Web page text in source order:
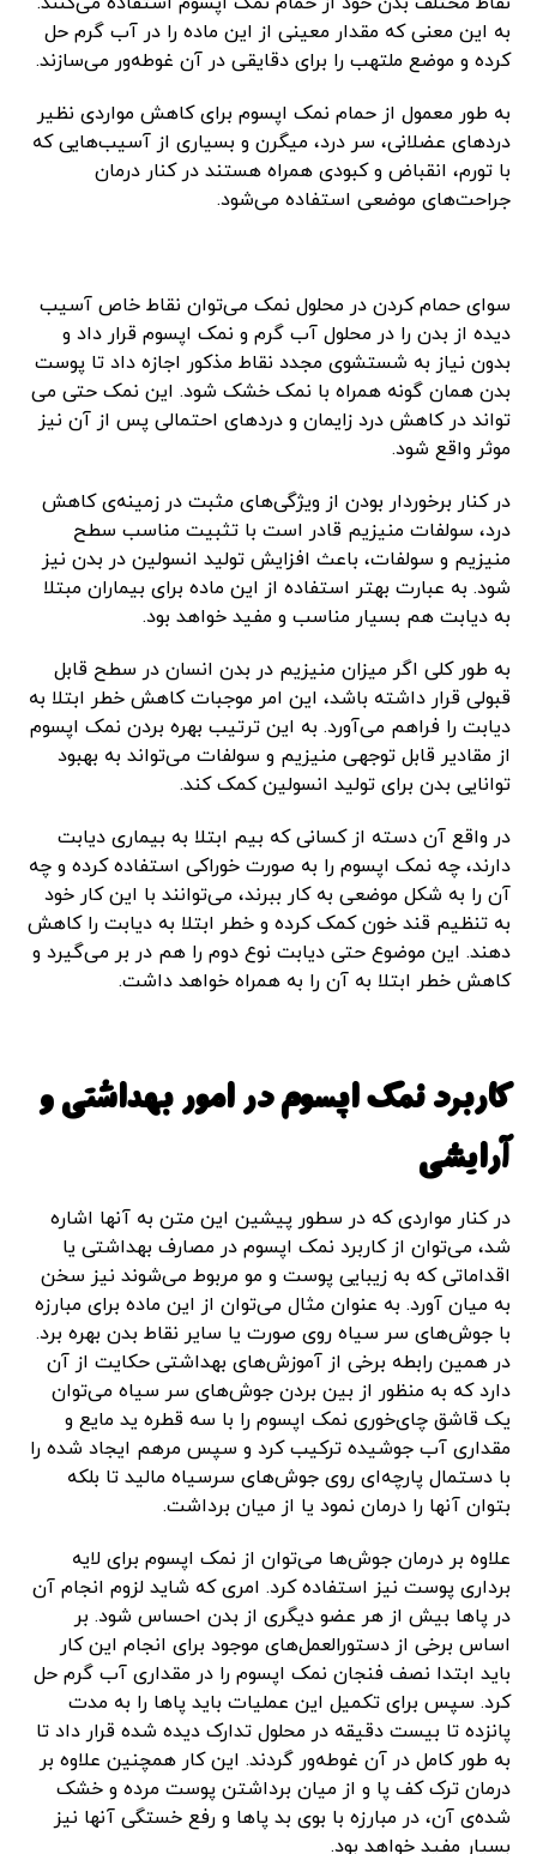
به این معنی که مقدار معینی از این ماده را در آب گرم حل
کرده و موضع ملتهب را برای دقایقی در آن غوطه‌ور می‌سازند.
به طور معمول از حمام نمک اپسوم برای کاهش مواردی نظیر
درد‌های عضلانی، سر درد، میگرن و بسیاری از آسیب‌هایی که
با تورم، انقباض و کبودی همراه هستند در کنار درمان
جراحت‌های موضعی استفاده می‌شود.
سوای حمام کردن در محلول نمک می‌توان نقاط خاص آسیب
دیده از بدن را در محلول آب گرم و نمک اپسوم قرار داد و
بدون نیاز به شستشوی مجدد نقاط مذکور اجازه داد تا پوست
بدن همان گونه همراه با نمک خشک شود. این نمک حتی می
تواند در کاهش درد زایمان و دردهای احتمالی پس از آن نیز
موثر واقع شود.
در کنار برخوردار بودن از ویژگی‌های مثبت در زمینه‌ی کاهش
درد، سولفات منیزیم قادر است با تثبیت مناسب سطح
منیزیم و سولفات، باعث افزایش تولید انسولین در بدن نیز
شود. به عبارت بهتر استفاده از این ماده برای بیماران مبتلا
به دیابت هم بسیار مناسب و مفید خواهد بود.
به طور کلی اگر میزان منیزیم در بدن انسان در سطح قابل
قبولی قرار داشته باشد، این امر موجبات کاهش خطر ابتلا به
دیابت را فراهم می‌آورد. به این ترتیب بهره بردن نمک اپسوم
از مقادیر قابل توجهی منیزیم و سولفات می‌تواند به بهبود
توانایی بدن برای تولید انسولین کمک کند.
در واقع آن دسته از کسانی که بیم ابتلا به بیماری دیابت
دارند، چه نمک اپسوم را به صورت خوراکی استفاده کرده و چه
آن را به شکل موضعی به کار ببرند، می‌توانند با این کار خود
به تنظیم قند خون کمک کرده و خطر ابتلا به دیابت را کاهش
دهند. این موضوع حتی دیابت نوع دوم را هم در بر می‌گیرد و
کاهش خطر ابتلا به آن را به همراه خواهد داشت.
کاربرد نمک اپسوم در امور بهداشتی و
آرایشی
در کنار مواردی که در سطور پیشین این متن به آنها اشاره
شد، می‌توان از کاربرد نمک اپسوم در مصارف بهداشتی یا
اقداماتی که به زیبایی پوست و مو مربوط می‌شوند نیز سخن
به میان آورد. به عنوان مثال می‌توان از این ماده برای مبارزه
با جوش‌های سر سیاه روی صورت یا سایر نقاط بدن بهره برد.
در همین رابطه برخی از آموزش‌های بهداشتی حکایت از آن
دارد که به منظور از بین بردن جوش‌های سر سیاه می‌توان
یک قاشق چای‌خوری نمک اپسوم را با سه قطره ید مایع و
مقداری آب جوشیده ترکیب کرد و سپس مرهم ایجاد شده را
با دستمال پارچه‌ای روی جوش‌های سرسیاه مالید تا بلکه
بتوان آنها را درمان نمود یا از میان برداشت.
علاوه بر درمان جوش‌ها می‌توان از نمک اپسوم برای لایه
برداری پوست نیز استفاده کرد. امری که شاید لزوم انجام آن
در پاها بیش از هر عضو دیگری از بدن احساس شود. بر
اساس برخی از دستورالعمل‌های موجود برای انجام این کار
باید ابتدا نصف فنجان نمک اپسوم را در مقداری آب گرم حل
کرد. سپس برای تکمیل این عملیات باید پاها را به مدت
پانزده تا بیست دقیقه در محلول تدارک دیده شده قرار داد تا
به طور کامل در آن غوطه‌ور گردند. این کار همچنین علاوه بر
درمان ترک کف پا و از میان برداشتن پوست مرده و خشک
شده‌ی آن، در مبارزه با بوی بد پاها و رفع خستگی آنها نیز
بسیار مفید خواهد بود.